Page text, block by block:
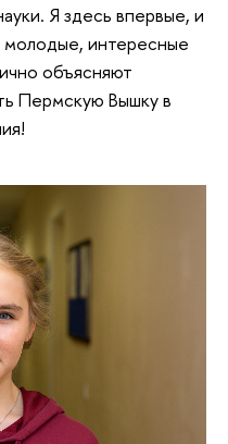
Я здесь впервые, и
молодые, интересные
объясняют
Пермскую Вышку в